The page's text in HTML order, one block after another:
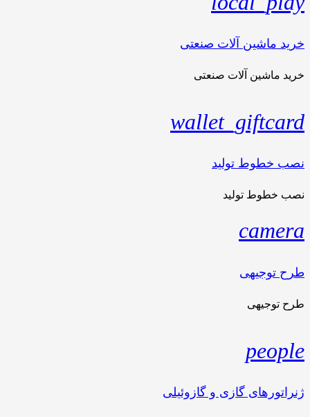
خرید ماشین آلات صنعتی
خرید ماشین آلات صنعتی
wallet_giftcard
نصب خطوط تولید
نصب خطوط تولید
camera
طرح توجیهی
طرح توجیهی
people
ژنراتورهای گازی و گازوئیلی